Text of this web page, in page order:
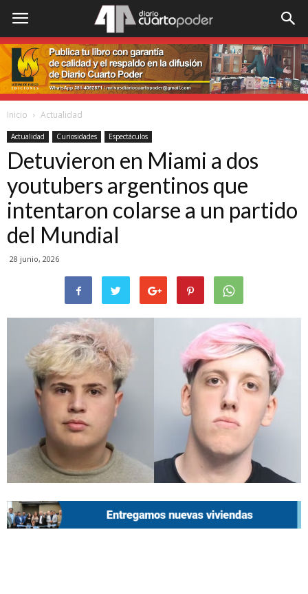
Inicio Actualidad
Actualidad Curiosidades Espectáculos
Detuvieron en Miami a dos
youtubers argentinos que
intentaron colarse a un partido
del Mundial
28 junio, 2026